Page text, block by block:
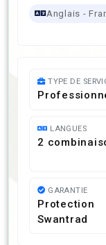
Anglais -
TYPE DE
LANGUES
2
GARANTIE
Protection
Swantrad